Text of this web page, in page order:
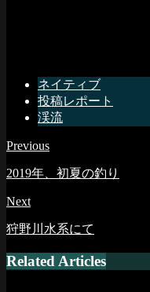
ネイティブ
投稿レポート
渓流
Previous
2019年、初夏の釣り
Next
狩野川水系にて
Related Articles